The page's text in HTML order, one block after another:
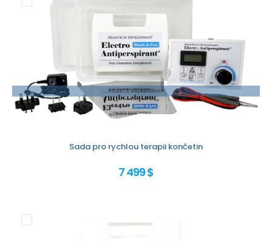
Přidat k objednávce
Sada pro rychlou terapii končetin
7 499 $